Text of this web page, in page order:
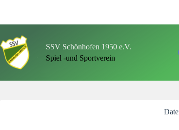
SSV Schönhofen 1950 e.V.
Spiel -und Sportverein